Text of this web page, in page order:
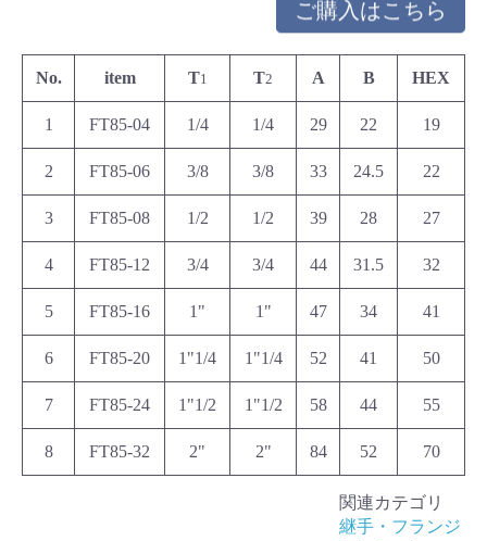
ご購入はこちら
No. item T1 T2 A B HEX
1 FT85-04 1/4 1/4 29 22 19
2 FT85-06 3/8 3/8 33 24.5 22
3 FT85-08 1/2 1/2 39 28 27
4 FT85-12 3/4 3/4 44 31.5 32
5 FT85-16 1" 1" 47 34 41
6 FT85-20 1"1/4 1"1/4 52 41 50
7 FT85-24 1"1/2 1"1/2 58 44 55
8 FT85-32 2" 2" 84 52 70
関連カテゴリ
継手・フランジ